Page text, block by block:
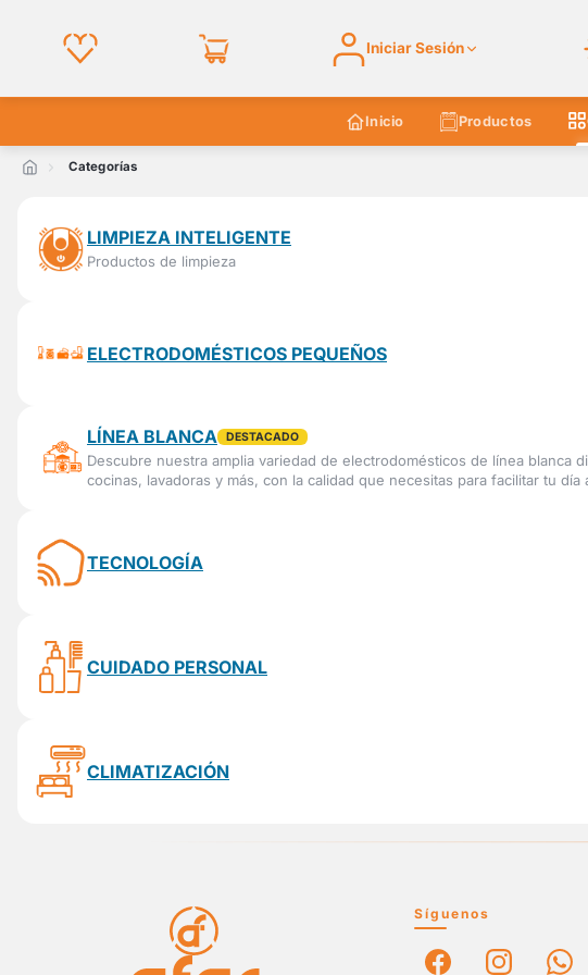
Iniciar Sesión
Inicio Productos
Categorías
LIMPIEZA INTELIGENTE
Productos de limpieza
ELECTRODOMÉSTICOS PEQUEÑOS
LÍNEA BLANCA DESTACADO
Descubre nuestra amplia variedad de electrodomésticos de línea
cocinas, lavadoras y más, con la calidad que necesitas para facilitar tu día
TECNOLOGÍA
CUIDADO PERSONAL
CLIMATIZACIÓN
Síguenos